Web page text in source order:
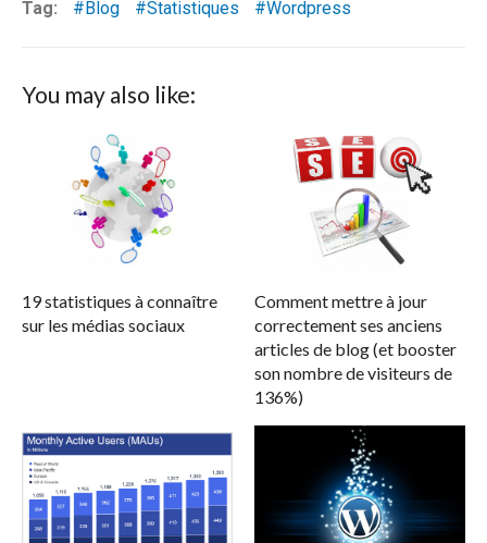
Tag: Blog Statistiques Wordpress
You may also like:
19 statistiques à connaître
sur les médias sociaux
Comment mettre à jour
correctement ses anciens
articles de blog (et booster
son nombre de visiteurs de
136%)